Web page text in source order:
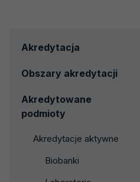
Menu
Akredytacja
Obszary akredytacji
Akredytowane
podmioty
Akredytacje aktywne
Biobanki